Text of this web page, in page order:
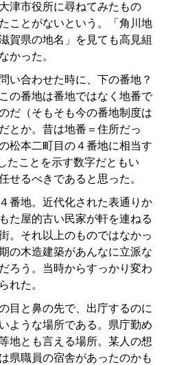
津市役所に尋ねてみたもの
ことがないという。「角川地
賀県の地名」を見ても高見組
かった。
い合わせた時に、下の番地？
の番地は番地ではなく地番で
だ（そもそも今の番地制度は
とか。昔は地番＝住所だっ
松本二町目の４番地に相当す
たことを示す数字だともい
せるべきであると思った。
番地。近代化された表通りか
た屋的古い民家が軒を連ねる
。それ以上のものではなかっ
の木造建築があんなに立派な
ろう。当時からすっかり変わ
れた。
目と鼻の先で、出庁するのに
ような場所である。県庁勤め
地とも言える場所。某人の想
県職員の宿舎があったのかも